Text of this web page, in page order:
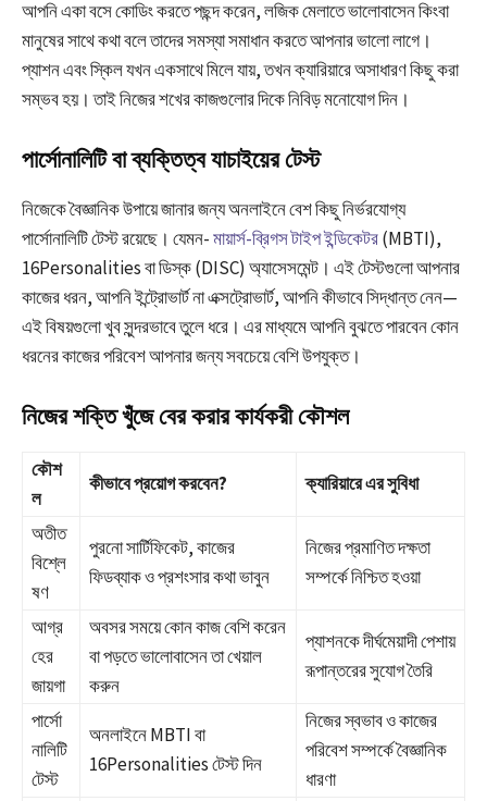
আপনি একা বসে কোডিং করতে পছন্দ করেন, লজিক মেলাতে ভালোবাসেন কিংবা
মানুষের সাথে কথা বলে তাদের সমস্যা সমাধান করতে আপনার ভালো লাগে।
প্যাশন এবং স্কিল যখন একসাথে মিলে যায়, তখন ক্যারিয়ারে অসাধারণ কিছু করা
সম্ভব হয়। তাই নিজের শখের কাজগুলোর দিকে নিবিড় মনোযোগ দিন।
পার্সোনালিটি বা ব্যক্তিত্ব যাচাইয়ের টেস্ট
নিজেকে বৈজ্ঞানিক উপায়ে জানার জন্য অনলাইনে বেশ কিছু নির্ভরযোগ্য
পার্সোনালিটি টেস্ট রয়েছে। যেমন-মায়ার্স-ব্রিগস টাইপ ইন্ডিকেটর(MBTI),
16Personalities বা ডিস্ক (DISC) অ্যাসেসমেন্ট। এই টেস্টগুলো আপনার
কাজের ধরন, আপনি ইন্ট্রোভার্ট না এক্সট্রোভার্ট, আপনি কীভাবে সিদ্ধান্ত নেন—
এই বিষয়গুলো খুব সুন্দরভাবে তুলে ধরে। এর মাধ্যমে আপনি বুঝতে পারবেন কোন
ধরনের কাজের পরিবেশ আপনার জন্য সবচেয়ে বেশি উপযুক্ত।
নিজের শক্তি খুঁজে বের করার কার্যকরী কৌশল
কৌশ
ল
কীভাবে প্রয়োগ করবেন? ক্যারিয়ারে এর সুবিধা
অতীত
বিশ্লে
ষণ
পুরনো সার্টিফিকেট, কাজের
ফিডব্যাক ও প্রশংসার কথা ভাবুন
নিজের প্রমাণিত দক্ষতা
সম্পর্কে নিশ্চিত হওয়া
আগ্র
হের
জায়গা
অবসর সময়ে কোন কাজ বেশি করেন
বা পড়তে ভালোবাসেন তা খেয়াল
করুন
প্যাশনকে দীর্ঘমেয়াদী পেশায়
রূপান্তরের সুযোগ তৈরি
পার্সো
নালিটি
টেস্ট
অনলাইনে MBTI বা
16Personalities টেস্ট দিন
নিজের স্বভাব ও কাজের
পরিবেশ সম্পর্কে বৈজ্ঞানিক
ধারণা